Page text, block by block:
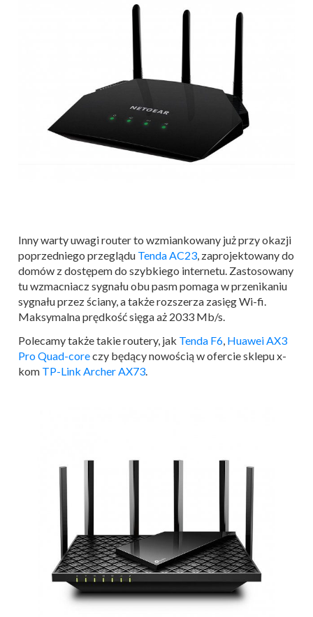
Inny warty uwagi router to wzmiankowany już przy okazji
poprzedniego przeglądu Tenda AC23, zaprojektowany do
domów z dostępem do szybkiego internetu. Zastosowany
tu wzmacniacz sygnału obu pasm pomaga w przenikaniu
sygnału przez ściany, a także rozszerza zasięg Wi-fi.
Maksymalna prędkość sięga aż 2033 Mb/s.
Polecamy także takie routery, jak Tenda F6, Huawei AX3
Pro Quad-coreczy będący nowością w ofercie sklepu x-
kom TP-Link Archer AX73.